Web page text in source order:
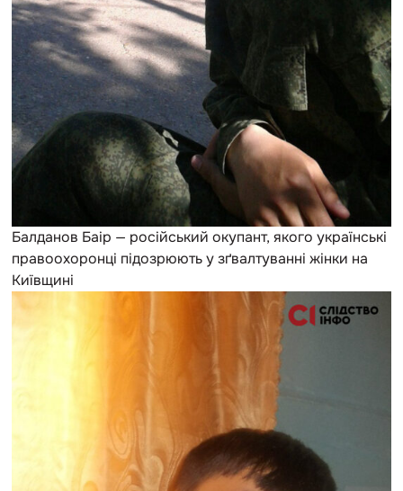
Балданов Баір — російський окупант, якого українські
правоохоронці підозрюють у зґвалтуванні жінки на
Київщині